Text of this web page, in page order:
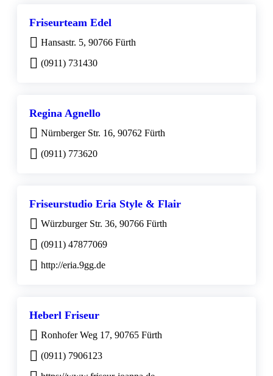
Friseurteam Edel
Hansastr. 5, 90766 Fürth
(0911) 731430
Regina Agnello
Nürnberger Str. 16, 90762 Fürth
(0911) 773620
Friseurstudio Eria Style & Flair
Würzburger Str. 36, 90766 Fürth
(0911) 47877069
http://eria.9gg.de
Heberl Friseur
Ronhofer Weg 17, 90765 Fürth
(0911) 7906123